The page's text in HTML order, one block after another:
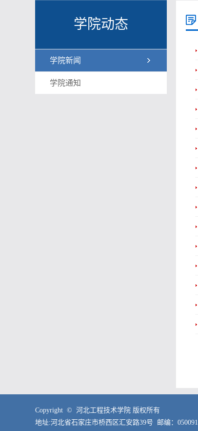
学院动态
学院新闻
学院通知
Copyright © 河北工程技术学院 版权所有
地址:河北省石家庄市桥西区汇安路39号 邮编：050091